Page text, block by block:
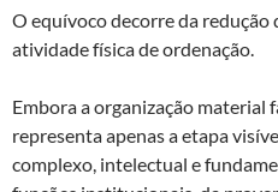
O equívoco decorre da redução
atividade física de ordenação.
Embora a organização material
representa apenas a etapa
complexo, intelectual e